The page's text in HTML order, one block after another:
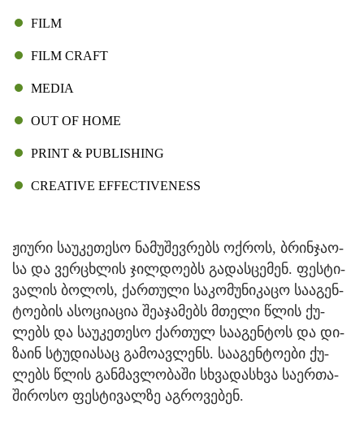
FILM
FILM CRAFT
MEDIA
OUT OF HOME
PRINT & PUBLISHING
CREATIVE EFFECTIVENESS
ჟი­უ­რი სა­უ­კე­თე­სო ნა­მუ­შევ­რებს ოქ­როს, ბრინ­ჯა­ო­
სა და ვერ­ცხლის ჯილ­დო­ებს გა­დას­ცე­მენ. ფეს­ტი­
ვა­ლის ბო­ლოს, ქარ­თუ­ლი სა­კო­მუ­ნი­კა­ცო სა­ა­გენ­
ტო­ე­ბის ასო­ცი­ა­ცია შე­ა­ჯა­მებს მთე­ლი წლის ქუ­
ლებს და სა­უ­კე­თე­სო ქარ­თულ სა­ა­გენ­ტოს და დი­
ზა­ინ სტუ­დი­ა­საც გა­მო­ავ­ლენს. სა­ა­გენ­ტო­ე­ბი ქუ­
ლებს წლის გან­მავ­ლო­ბა­ში სხვა­დას­ხვა სა­ერ­თა­
ში­რო­სო ფეს­ტი­ვალ­ზე აგ­რო­ვე­ბენ.